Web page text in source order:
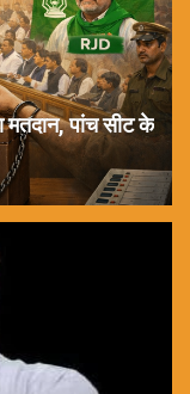
मतदान, पांच सीट के